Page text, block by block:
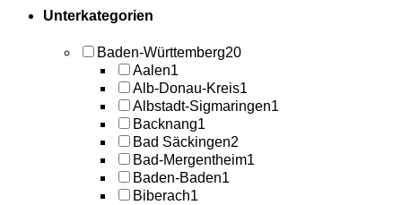
Unterkategorien
Baden-Württemberg20
Aalen1
Alb-Donau-Kreis1
Albstadt-Sigmaringen1
Backnang1
Bad Säckingen2
Bad-Mergentheim1
Baden-Baden1
Biberach1